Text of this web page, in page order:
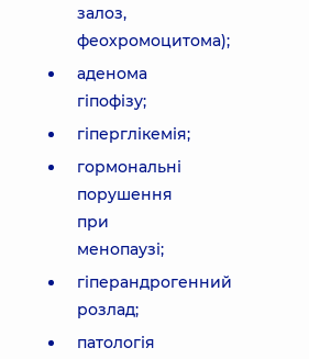
залоз,
феохромоцитома);
аденома
гіпофізу;
гіперглікемія;
гормональні
порушення
при
менопаузі;
гіперандрогенний
розлад;
патологія